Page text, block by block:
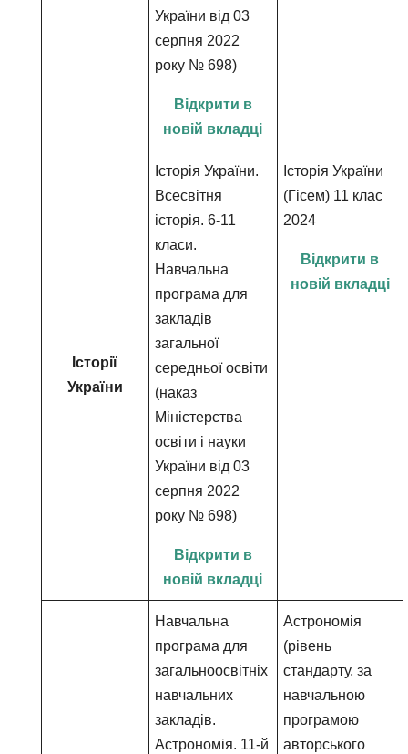
України від 03
серпня 2022
року № 698)
Відкрити в
новій вкладці
Історії
України
Історія України.
Всесвітня
історія. 6-11
класи.
Навчальна
програма для
закладів
загальної
середньої освіти
(наказ
Міністерства
освіти і науки
України від 03
серпня 2022
року № 698)
Відкрити в
новій вкладці
Історія України
(Гісем) 11 клас
2024
Відкрити в
новій вкладці
Навчальна
програма для
загальноосвітніх
навчальних
закладів.
Астрономія. 11-й
Астрономія
(рівень
стандарту, за
навчальною
програмою
авторського